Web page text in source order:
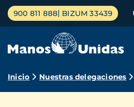
Pasar
contenido
Menú
principal
900 811 888 BIZUM 33439
Ruta
Inicio Nuestras delegaciones